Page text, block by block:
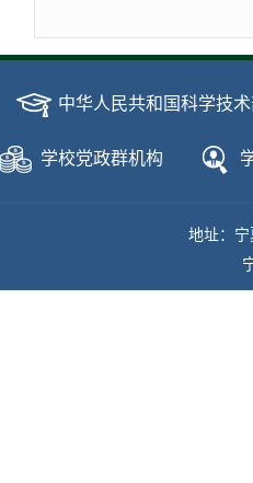
中华人民共和国科学技
学校党政群机构
地址：